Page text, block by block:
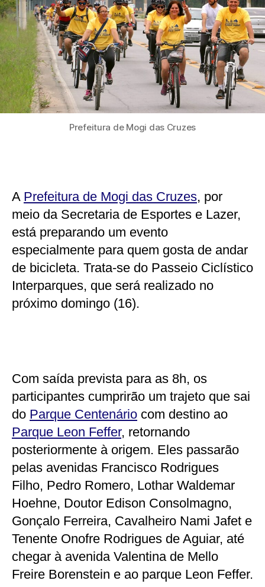
ciclístico
entre
os
parques
Centenário
e
Leon
Feffer
Prefeitura de Mogi das Cruzes
A Prefeitura de Mogi das Cruzes, por
meio da Secretaria de Esportes e Lazer,
está preparando um evento
especialmente para quem gosta de andar
de bicicleta. Trata-se do Passeio Ciclístico
Interparques, que será realizado no
próximo domingo (16).
Com saída prevista para as 8h, os
participantes cumprirão um trajeto que sai
do Parque Centenário com destino ao
Parque Leon Feffer, retornando
posteriormente à origem. Eles passarão
pelas avenidas Francisco Rodrigues
Filho, Pedro Romero, Lothar Waldemar
Hoehne, Doutor Edison Consolmagno,
Gonçalo Ferreira, Cavalheiro Nami Jafet e
Tenente Onofre Rodrigues de Aguiar, até
chegar à avenida Valentina de Mello
Freire Borenstein e ao parque Leon Feffer.